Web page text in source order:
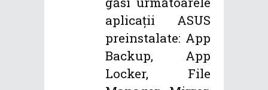
aplicații ASUS
preinstalate: App
Backup, App
Locker, File